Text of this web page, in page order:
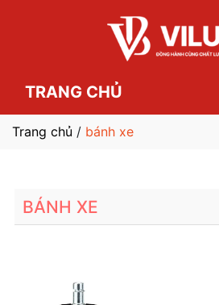
TRANG CHỦ
Trang chủ / bánh xe
BÁNH XE